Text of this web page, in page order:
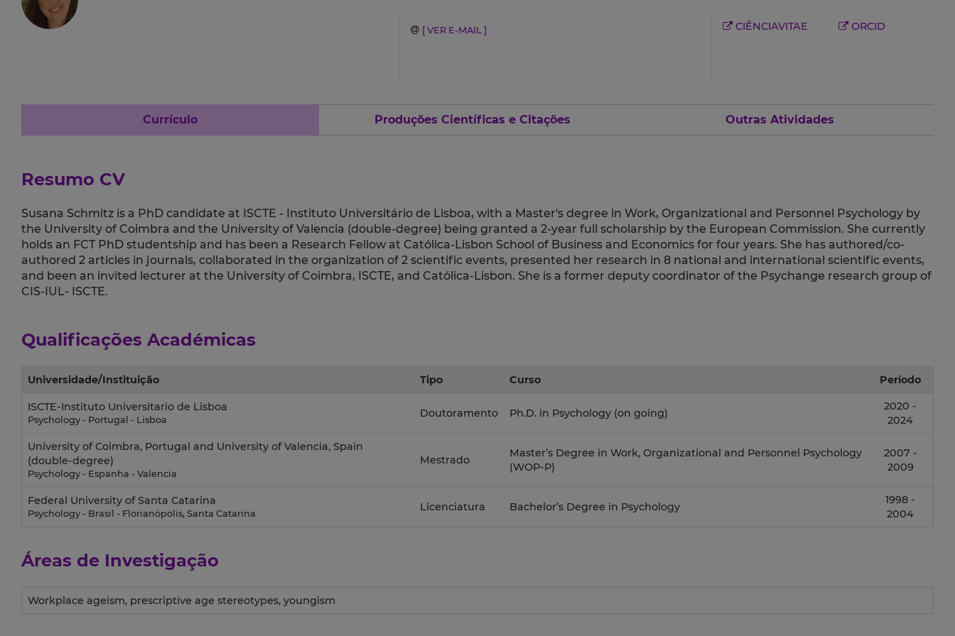
[ VER E-MAIL ] CIÊNCIAVITAE ORCID
Currículo Produções Científicas e Citações Outras Atividades
Resumo CV
Susana Schmitz is a PhD candidate at ISCTE - Instituto Universitário de Lisboa, with a Master's degree in Work, Organizational and Personnel Psychology by
the University of Coimbra and the University of Valencia (double-degree) being granted a 2-year full scholarship by the European Commission. She currently
holds an FCT PhD studentship and has been a Research Fellow at Católica-Lisbon School of Business and Economics for four years. She has authored/co-
authored 2 articles in journals, collaborated in the organization of 2 scientific events, presented her research in 8 national and international scientific events,
and been an invited lecturer at the University of Coimbra, ISCTE, and Católica-Lisbon. She is a former deputy coordinator of the Psychange research group of
CIS-IUL- ISCTE.
Qualificações Académicas
Universidade/Instituição Tipo Curso Período
ISCTE-Instituto Universitario de Lisboa
Psychology - Portugal - Lisboa
Doutoramento Ph.D. in Psychology (on going)
2020 -
2024
University of Coimbra, Portugal and University of Valencia, Spain
(double-degree)
Psychology - Espanha - Valencia
Mestrado
Master’s Degree in Work, Organizational and Personnel Psychology
(WOP-P)
2007 -
2009
Federal University of Santa Catarina
Psychology - Brasil - Florianópolis, Santa Catarina
Licenciatura Bachelor’s Degree in Psychology
1998 -
2004
Áreas de Investigação
Workplace ageism, prescriptive age stereotypes, youngism